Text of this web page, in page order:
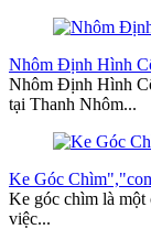
Nhôm Định Hình
Nhôm Định Hình
tại Thanh Nhôm...
Ke Góc
Ke góc chìm là một
việc...